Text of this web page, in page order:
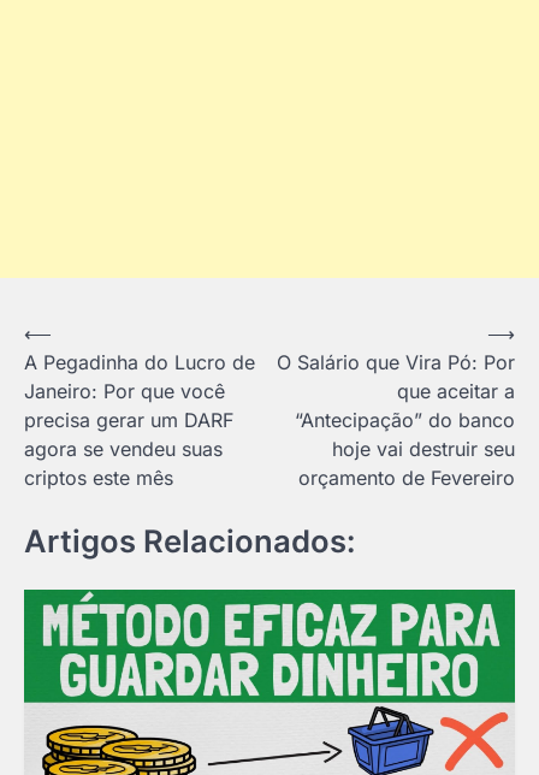
Navegação
de
Post
⟵
A Pegadinha do Lucro de
Janeiro: Por que você
precisa gerar um DARF
agora se vendeu suas
criptos este mês
O Salário que Vira Pó: Por
que aceitar a
“Antecipação” do banco
hoje vai destruir seu
orçamento de Fevereiro
⟶
Artigos Relacionados: